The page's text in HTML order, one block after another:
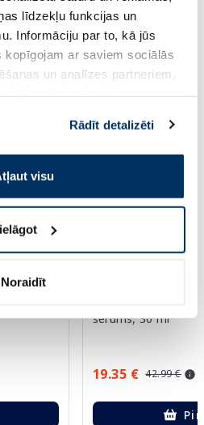
līdzekļu funkcijas un
Informāciju par to, kā jūs
kopīgojam ar saviem sociālās
un analīzes partneriem,
šo papildu sīkdatņu
savu izvēli:
Rādīt detalizēti
visu
Noraidīt
kategorijā
-55%
serums, 30 ml
19.35 € 42.99 €